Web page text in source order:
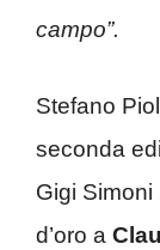
campo”.
Stefano
seconda
Gigi Simoni
d’oro a